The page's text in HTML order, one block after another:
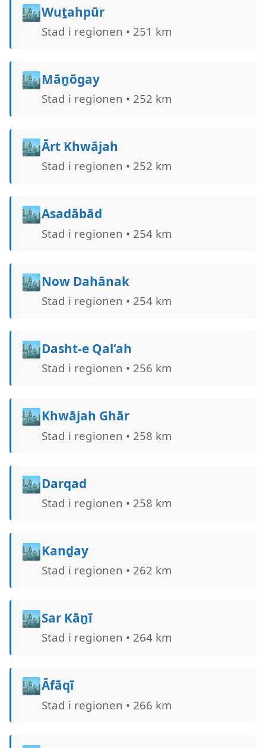
🏙️Wuṯahpūr
Stad i regionen • 251 km
🏙️Māṉōgay
Stad i regionen • 252 km
🏙️Ārt Khwājah
Stad i regionen • 252 km
🏙️Asadābād
Stad i regionen • 254 km
🏙️Now Dahānak
Stad i regionen • 254 km
🏙️Dasht-e Qal‘ah
Stad i regionen • 256 km
🏙️Khwājah Ghār
Stad i regionen • 258 km
🏙️Darqad
Stad i regionen • 258 km
🏙️Kanḏay
Stad i regionen • 262 km
🏙️Sar Kāṉī
Stad i regionen • 264 km
🏙️Āfāqī
Stad i regionen • 266 km